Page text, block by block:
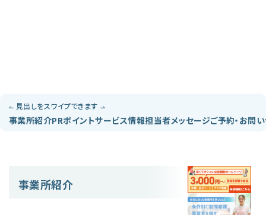
見出しをスワイプできます
事業所紹介PRポイントサービス情報担当者メッセージご予約・お問
事業所紹介